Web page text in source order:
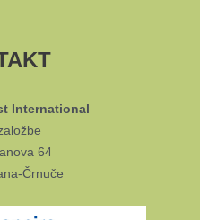
International
64
Črnuče